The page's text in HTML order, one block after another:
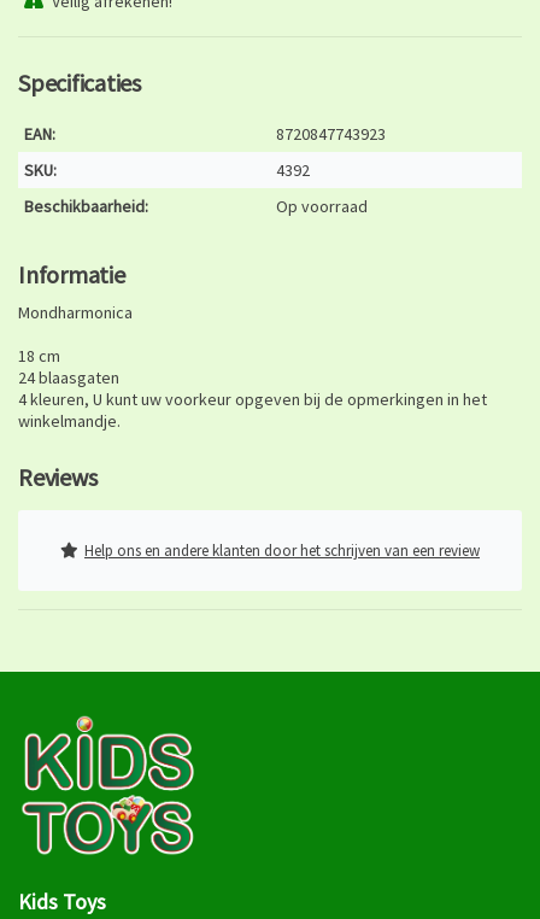
Specificaties
EAN:
8720847743923
SKU:
4392
Beschikbaarheid:
Op voorraad
Informatie
Mondharmonica
18 cm
24 blaasgaten
4 kleuren, U kunt uw voorkeur opgeven bij de opmerkingen in het
winkelmandje.
Reviews
Help ons en andere klanten door het schrijven van een review
Kids Toys